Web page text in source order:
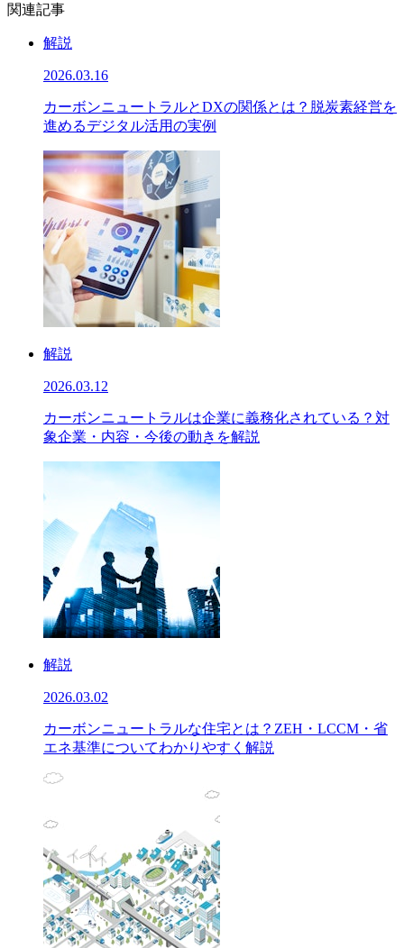
関連記事
解説
2026.03.16
カーボンニュートラルとDXの関係とは？脱炭素経営を
進めるデジタル活用の実例
解説
2026.03.12
カーボンニュートラルは企業に義務化されている？対
象企業・内容・今後の動きを解説
解説
2026.03.02
カーボンニュートラルな住宅とは？ZEH・LCCM・省
エネ基準についてわかりやすく解説